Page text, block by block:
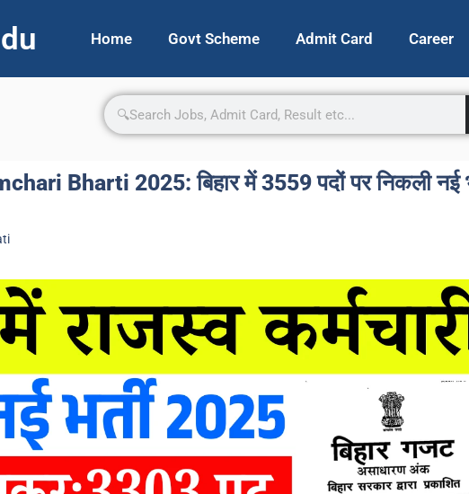
Home Govt Scheme Admit Card Career
Bharti 2025: बिहार में 3559 पदों पर निकली नई